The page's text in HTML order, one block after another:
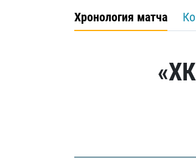
Хронология матча